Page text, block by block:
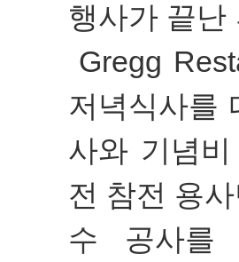
행사가 끝난
Gregg
저녁식사를
사와 기념
전 참전 용
수 공사를